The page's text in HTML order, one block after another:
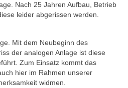
– Allgemeines
– Fahrstrombereiche
– Stellwerke
Nach 25 Jahren Aufbau, Betrieb
leider abgerissen werden.
Mit dem Neubeginn des
der analogen Anlage ist diese
Zum Einsatz kommt das
hier im Rahmen unserer
widmen.